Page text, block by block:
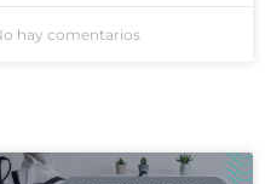
hay comentarios